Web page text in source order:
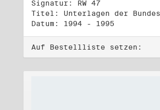
Signatur: RW 47
Datum: 1994 - 1995
Auf Bestellliste setzen: